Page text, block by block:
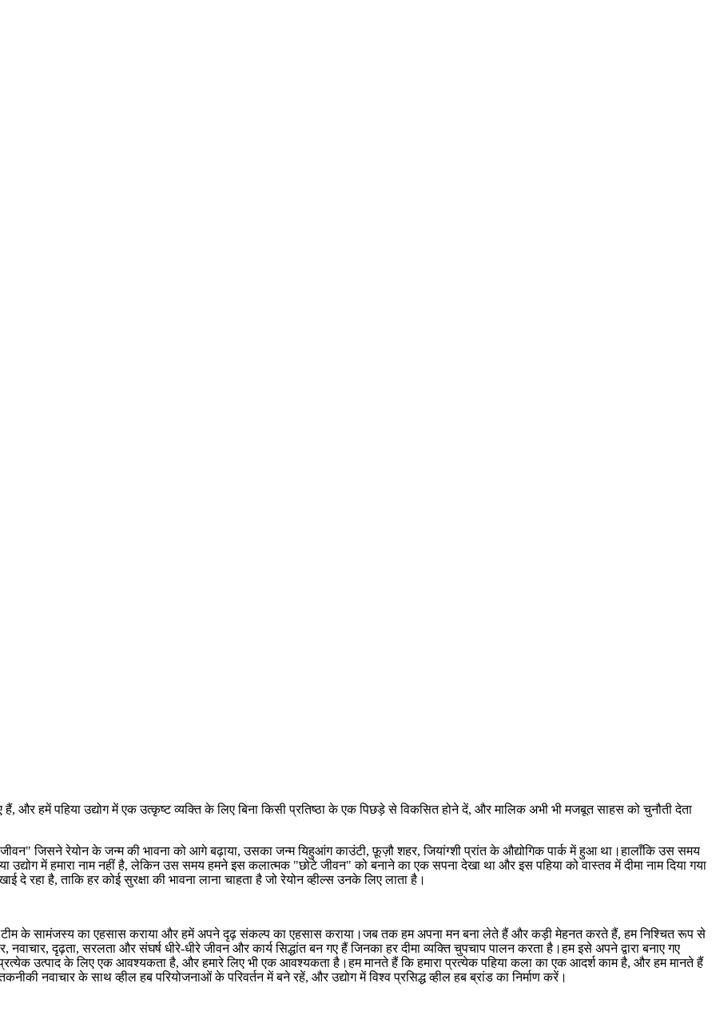
और हमें पहिया उद्योग में एक उत्कृष्ट व्यक्ति के लिए बिना किसी प्रतिष्ठा के एक पिछड़े से विकसित होने दें, और मालिक अभी भी मजबूत साहस को चुनौती देता
जिसने रेयोन के जन्म की भावना को आगे बढ़ाया, उसका जन्म यिहुआंग काउंटी, फ़ूज़ौ शहर, जियांग्शी प्रांत के औद्योगिक पार्क में हुआ था।हालाँकि उस समय
उद्योग में हमारा नाम नहीं है, लेकिन उस समय हमने इस कलात्मक "छोटे जीवन" को बनाने का एक सपना देखा था और इस पहिया को वास्तव में दीमा नाम दिया गया
दे रहा है, ताकि हर कोई सुरक्षा की भावना लाना चाहता है जो रेयोन व्हील्स उनके लिए लाता है।
टीम के सामंजस्य का एहसास कराया और हमें अपने दृढ़ संकल्प का एहसास कराया।जब तक हम अपना मन बना लेते हैं और कड़ी मेहनत करते हैं, हम निश्चित रूप से
दृढ़ता, सरलता और संघर्ष धीरे-धीरे जीवन और कार्य सिद्धांत बन गए हैं जिनका हर दीमा व्यक्ति चुपचाप पालन करता है।हम इसे अपने द्वारा बनाए गए
उत्पाद के लिए एक आवश्यकता है, और हमारे लिए भी एक आवश्यकता है।हम मानते हैं कि हमारा प्रत्येक पहिया कला का एक आदर्श काम है, और हम मानते हैं
नवाचार के साथ व्हील हब परियोजनाओं के परिवर्तन में बने रहें, और उद्योग में विश्व प्रसिद्ध व्हील हब ब्रांड का निर्माण करें।